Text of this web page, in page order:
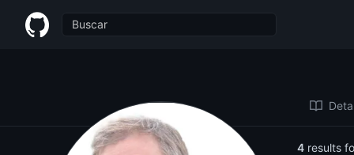
Federico Mazzei
4 results